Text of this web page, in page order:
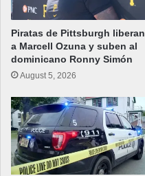
Piratas de Pittsburgh liberan
a Marcell Ozuna y suben al
dominicano Ronny Simón
August 5, 2026